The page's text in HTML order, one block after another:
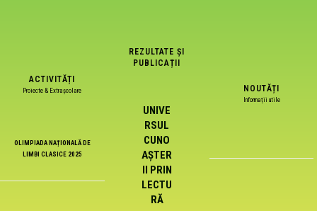
ACTIVITĂȚI
Proiecte & Extrașcolare
OLIMPIADA NAȚIONALĂ DE
LIMBI CLASICE 2025
REZULTATE ȘI
PUBLICAȚII
UNIVE
RSUL
CUNO
AȘTER
II PRIN
LECTU
RĂ
NOUTĂȚI
Informații utile